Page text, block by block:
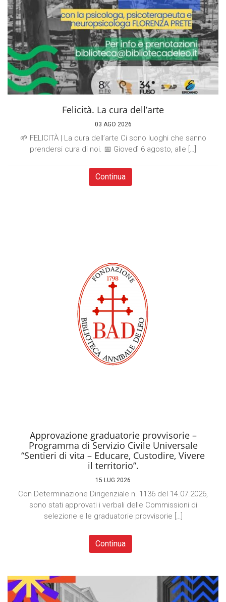
Felicità. La cura dell’arte
03 AGO 2026
🌱 FELICITÀ | La cura dell’arte Ci sono luoghi che sanno
prendersi cura di noi. 📅 Giovedì 6 agosto, alle […]
Continua
Approvazione graduatorie provvisorie –
Programma di Servizio Civile Universale
“Sentieri di vita – Educare, Custodire, Vivere
il territorio”.
15 LUG 2026
Con Determinazione Dirigenziale n. 1136 del 14.07.2026,
sono stati approvati i verbali delle Commissioni di
selezione e le graduatorie provvisorie […]
Continua